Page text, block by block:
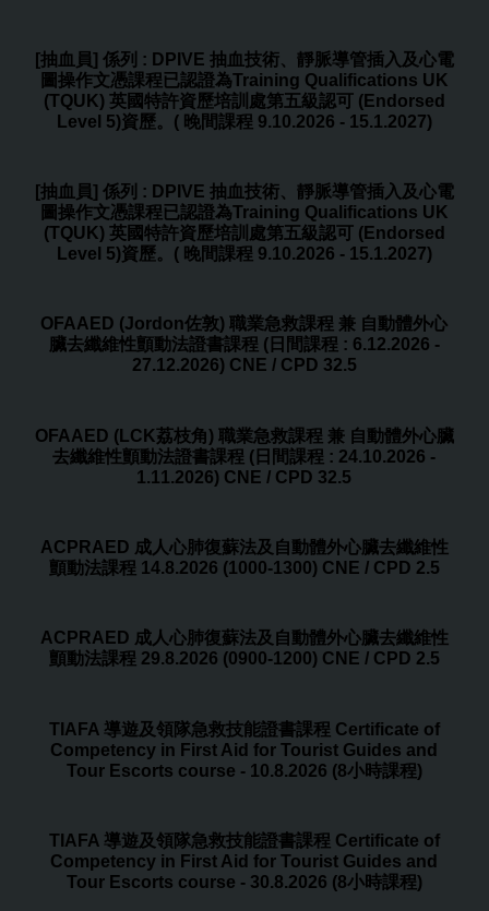
[抽血員] 係列 : DPIVE 抽血技術、靜脈導管插入及心電
圖操作文憑課程已認證為Training Qualifications UK
(TQUK) 英國特許資歷培訓處第五級認可 (Endorsed
Level 5)資歷。( 晚間課程 9.10.2026 - 15.1.2027)
[抽血員] 係列 : DPIVE 抽血技術、靜脈導管插入及心電
圖操作文憑課程已認證為Training Qualifications UK
(TQUK) 英國特許資歷培訓處第五級認可 (Endorsed
Level 5)資歷。( 晚間課程 9.10.2026 - 15.1.2027)
OFAAED (Jordon佐敦) 職業急救課程 兼 自動體外心
臟去纖維性顫動法證書課程 (日間課程 : 6.12.2026 -
27.12.2026) CNE / CPD 32.5
OFAAED (LCK荔枝角) 職業急救課程 兼 自動體外心臟
去纖維性顫動法證書課程 (日間課程 : 24.10.2026 -
1.11.2026) CNE / CPD 32.5
ACPRAED 成人心肺復蘇法及自動體外心臟去纖維性
顫動法課程 14.8.2026 (1000-1300) CNE / CPD 2.5
ACPRAED 成人心肺復蘇法及自動體外心臟去纖維性
顫動法課程 29.8.2026 (0900-1200) CNE / CPD 2.5
TIAFA 導遊及領隊急救技能證書課程 Certificate of
Competency in First Aid for Tourist Guides and
Tour Escorts course - 10.8.2026 (8小時課程)
TIAFA 導遊及領隊急救技能證書課程 Certificate of
Competency in First Aid for Tourist Guides and
Tour Escorts course - 30.8.2026 (8小時課程)